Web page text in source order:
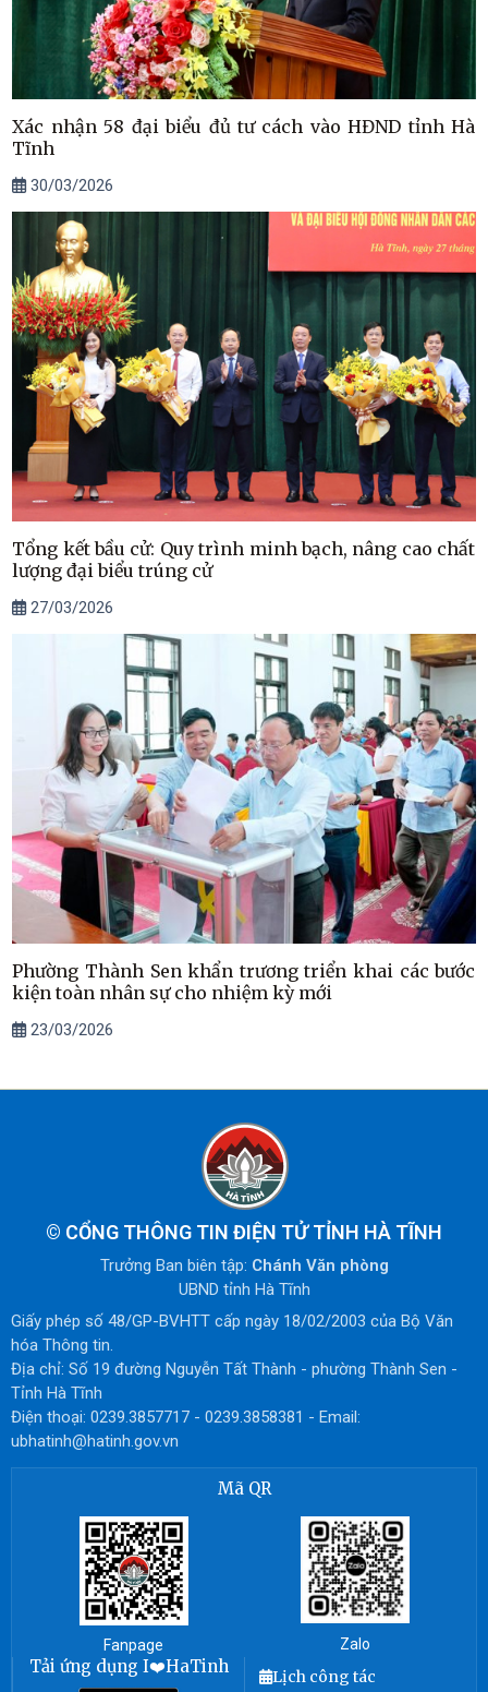
Xác nhận 58 đại biểu đủ tư cách vào HĐND tỉnh Hà
Tĩnh
30/03/2026
Tổng kết bầu cử: Quy trình minh bạch, nâng cao chất
lượng đại biểu trúng cử
27/03/2026
Phường Thành Sen khẩn trương triển khai các bước
kiện toàn nhân sự cho nhiệm kỳ mới
23/03/2026
© CỔNG THÔNG TIN ĐIỆN TỬ TỈNH HÀ TĨNH
Trưởng Ban biên tập: Chánh Văn phòng
UBND tỉnh Hà Tĩnh
Giấy phép số 48/GP-BVHTT cấp ngày 18/02/2003 của Bộ Văn
hóa Thông tin.
Địa chỉ: Số 19 đường Nguyễn Tất Thành - phường Thành Sen -
Tỉnh Hà Tĩnh
Điện thoại: 0239.3857717 - 0239.3858381 - Email:
ubhatinh@hatinh.gov.vn
Mã QR
Fanpage Zalo
Tải ứng dụng I❤️HaTinh Lịch công tác